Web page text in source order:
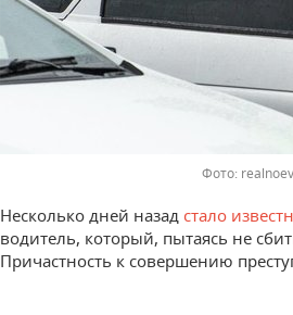
Несколько дней назад стало
водитель, который, пытаясь не
Причастность к совершению